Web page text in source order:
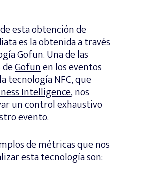
esta obtención de
es la obtenida a través
Gofun. Una de las
Gofunen los eventos
tecnología NFC, que
Intelligence, nos
un control exhaustivo
evento.
de métricas que nos
esta tecnología son: